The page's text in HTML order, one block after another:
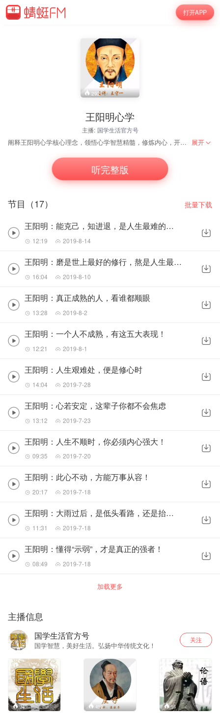
打开APP
292
王阳明心学
主播: 国学生活官方号
阐释王阳明心学核心理念，领悟心学智慧精髓，修炼内心，开启正能量！ 展开
听完整版
节目（17） 批量下载
王阳明：能克己，知进退，是人生最难的修行！
12:19 2019-8-14
王阳明：磨是世上最好的修行，熬是人生最浓的滋味
16:04 2019-8-10
王阳明：真正成熟的人，看谁都顺眼
13:28 2019-8-2
王阳明：一个人不成熟，有这五大表现！
12:21 2019-8-1
王阳明：人生艰难处，便是修心时
14:04 2019-7-28
王阳明：心若安定，这辈子你都不会焦虑
13:12 2019-7-23
王阳明：人生不顺时，你必须内心强大！
09:35 2019-7-20
王阳明：此心不动，方能万事从容！
20:17 2019-7-18
王阳明：大雨过后，是低头看路，还是抬头看天
11:31 2019-7-18
王阳明：懂得“示弱”，才是真正的强者！
08:49 2019-7-18
加载更多
主播信息
国学生活官方号
国学智慧，美好生活。弘扬中华传统文化！
关注
24 490 16